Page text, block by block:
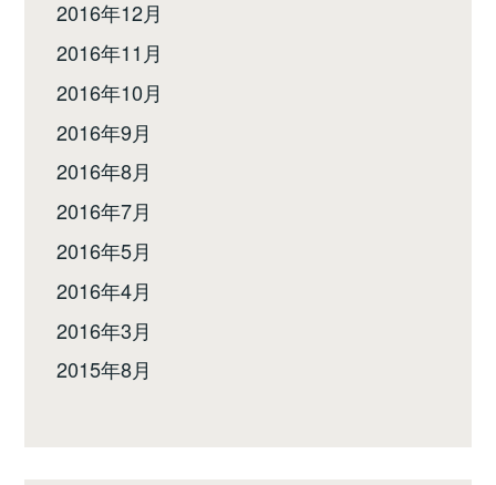
2016年12月
2016年11月
2016年10月
2016年9月
2016年8月
2016年7月
2016年5月
2016年4月
2016年3月
2015年8月